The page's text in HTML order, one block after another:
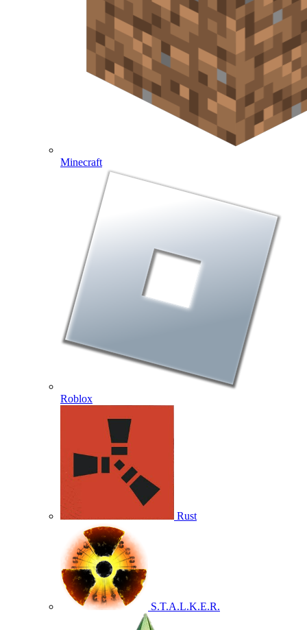
Minecraft
Roblox
Rust
S.T.A.L.K.E.R.